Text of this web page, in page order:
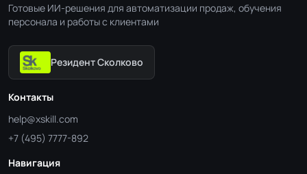
Готовые ИИ-решения для автоматизации продаж, обучения
персонала и работы с клиентами
Резидент Сколково
Контакты
help@xskill.com
+7 (495) 7777-892
Навигация